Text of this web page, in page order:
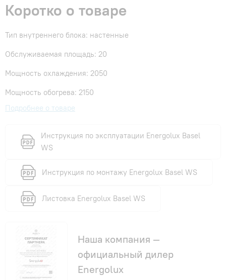
Коротко о товаре
Тип внутреннего блока: настенные
Обслуживаемая площадь: 20
Мощность охлаждения: 2050
Мощность обогрева: 2150
Подробнее о товаре
Инструкция по эксплуатации Energolux Basel
WS
Инструкция по монтажу Energolux Basel WS
Листовка Energolux Basel WS
Наша компания —
официальный дилер
Energolux